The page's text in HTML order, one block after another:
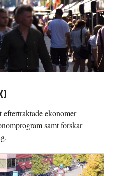
ekonomer
samt forskar